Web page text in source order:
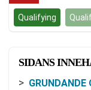
Qualifying
SIDANS
GRUNDANDE